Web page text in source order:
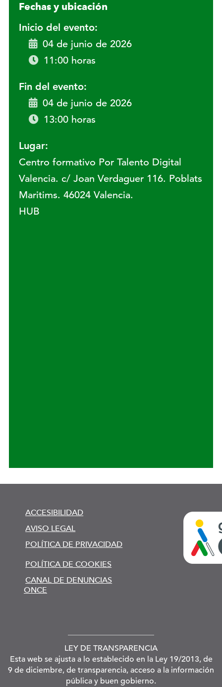
Fechas y ubicación
Inicio del evento:
04 de junio de 2026
11:00 horas
Fin del evento:
04 de junio de 2026
13:00 horas
Lugar:
Centro formativo Por Talento Digital
Valencia. c/ Joan Verdaguer 116. Poblats
Maritims. 46024 Valencia.
HUB
ACCESIBILIDAD
AVISO LEGAL
POLÍTICA DE PRIVACIDAD
POLÍTICA DE COOKIES
CANAL DE DENUNCIAS
ONCE
LEY DE TRANSPARENCIA
Esta web se ajusta a lo establecido en la Ley 19/2013, de
9 de diciembre, de transparencia, acceso a la información
pública y buen gobierno.